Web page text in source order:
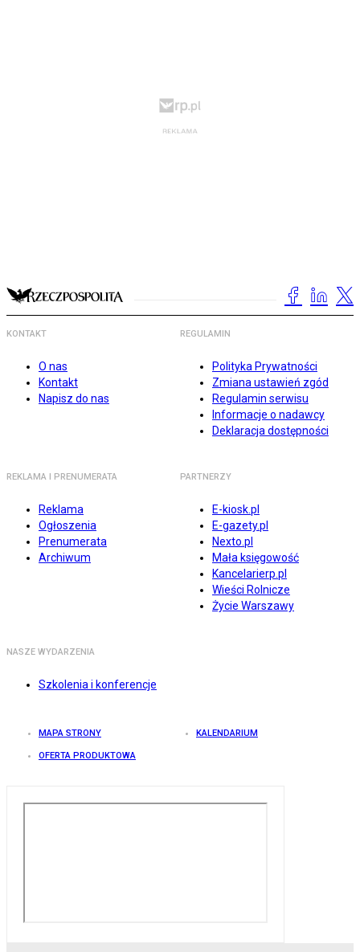
KONTAKT
O nas
Kontakt
Napisz do nas
REGULAMIN
Polityka Prywatności
Zmiana ustawień zgód
Regulamin serwisu
Informacje o nadawcy
Deklaracja dostępności
REKLAMA I PRENUMERATA
Reklama
Ogłoszenia
Prenumerata
Archiwum
PARTNERZY
E-kiosk.pl
E-gazety.pl
Nexto.pl
Mała księgowość
Kancelarierp.pl
Wieści Rolnicze
Życie Warszawy
NASZE WYDARZENIA
Szkolenia i konferencje
MAPA STRONY KALENDARIUM
OFERTA PRODUKTOWA